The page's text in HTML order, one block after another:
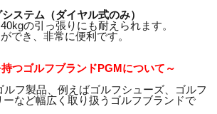
ステム（ダイヤル式のみ）
の引っ張りにも耐えられます。
でき、非常に便利です。
つゴルフブランドPGMについて～
フ製品、例えばゴルフシューズ、ゴルフ
など幅広く取り扱うゴルフブランドで